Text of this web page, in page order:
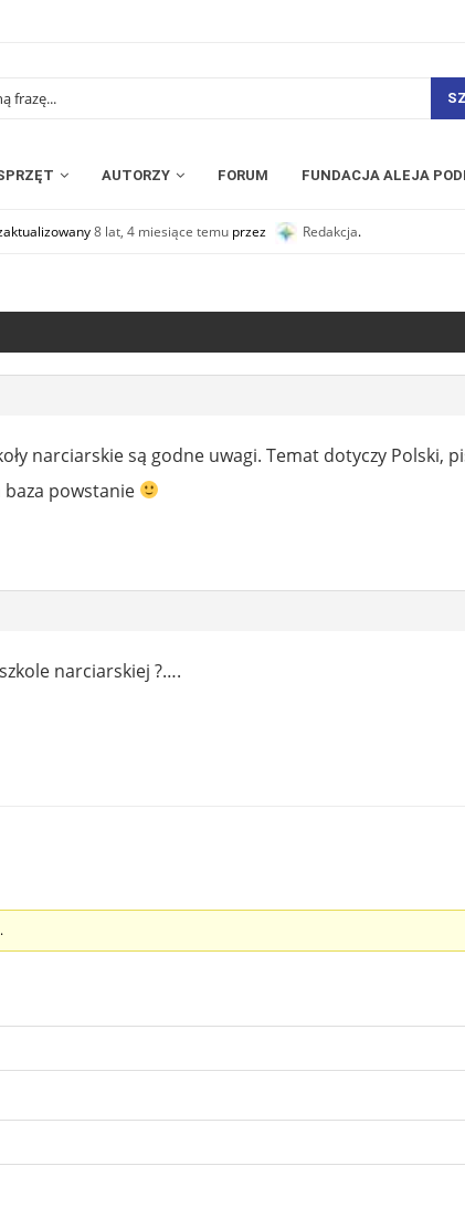
AUTORZY FORUM FUNDACJA ALEJA
8 lat, 4 miesiące temu przez Redakcja.
narciarskie są godne uwagi. Temat dotyczy Polski,
powstanie
narciarskiej ?….